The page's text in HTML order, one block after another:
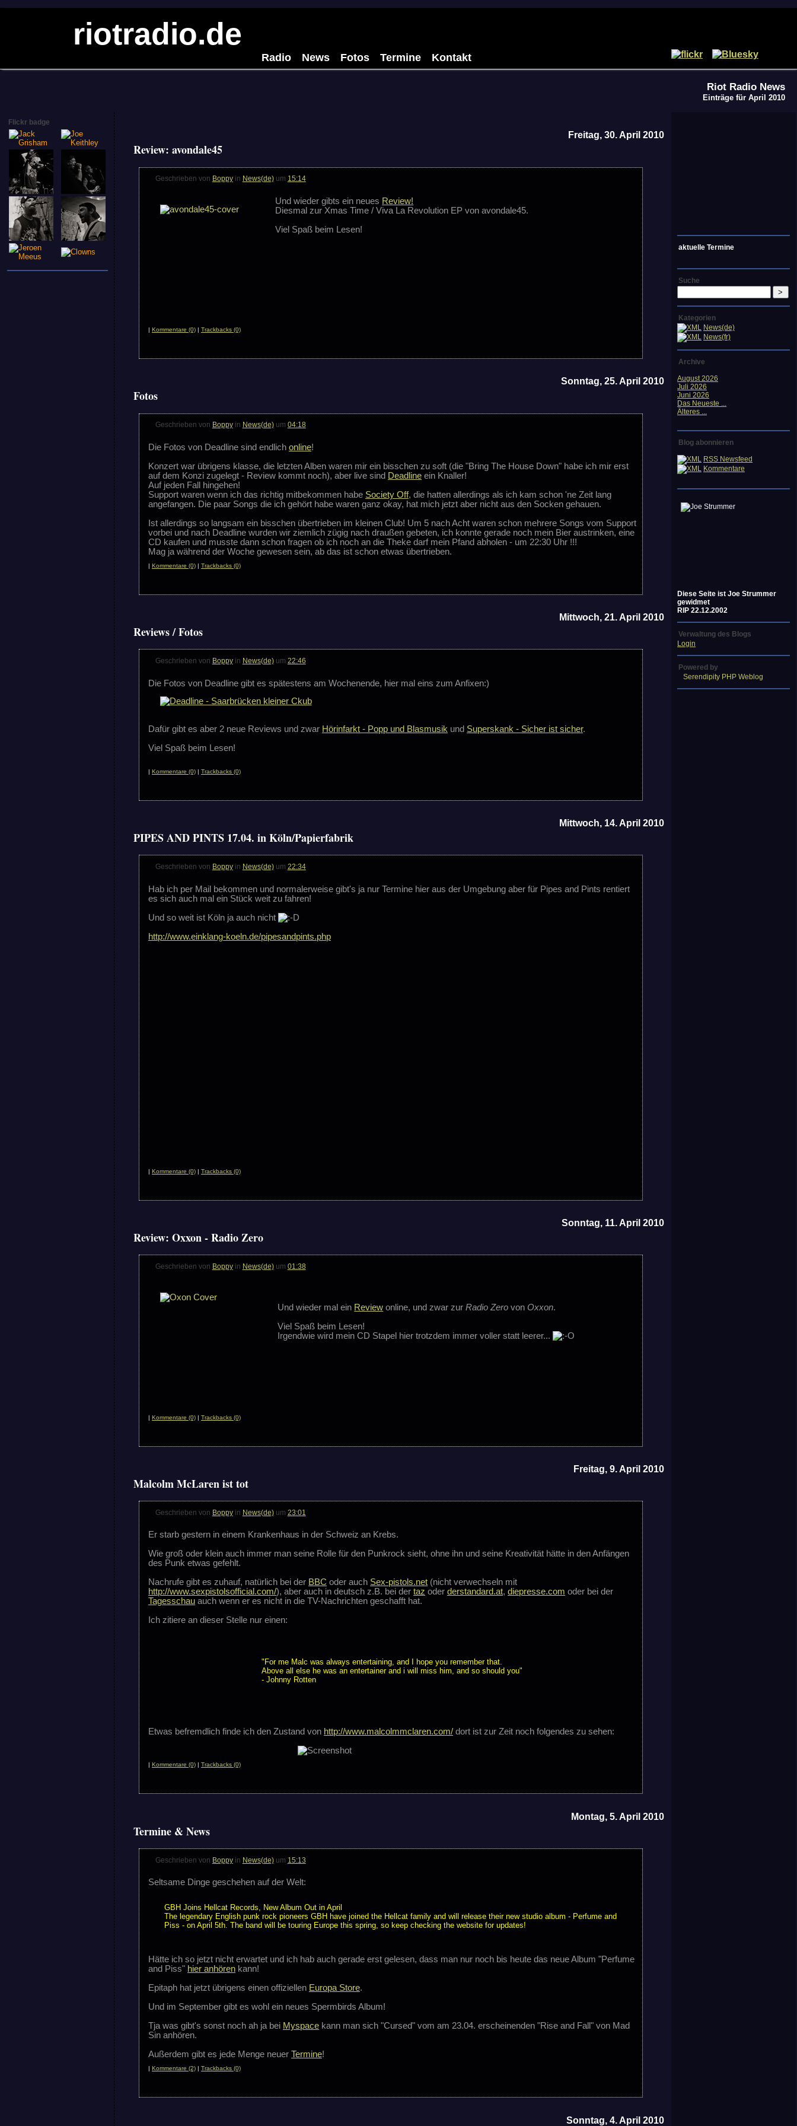
riotradio.de
Radio News Fotos Termine Kontakt
Riot Radio News
Einträge für April 2010
Flickr badge
Freitag, 30. April 2010
Review: avondale45
Geschrieben von Boppy in News(de)um 15:14
Und wieder gibts ein neues Review!
Diesmal zur Xmas Time / Viva La Revolution EP von avondale45.
Viel Spaß beim Lesen!
| Kommentare (0)| Trackbacks (0)
Sonntag, 25. April 2010
Fotos
Geschrieben von Boppy in News(de)um 04:18
Die Fotos von Deadline sind endlich online!
Konzert war übrigens klasse, die letzten Alben waren mir ein bisschen zu soft (die "Bring The House Down" habe ich mir erst
auf dem Konzi zugelegt - Review kommt noch), aber live sind Deadlineein Knaller!
Auf jeden Fall hingehen!
Support waren wenn ich das richtig mitbekommen habe Society Off, die hatten allerdings als ich kam schon 'ne Zeit lang
angefangen. Die paar Songs die ich gehört habe waren ganz okay, hat mich jetzt aber nicht aus den Socken gehauen.
Ist allerdings so langsam ein bisschen übertrieben im kleinen Club! Um 5 nach Acht waren schon mehrere Songs vom Support
vorbei und nach Deadline wurden wir ziemlich zügig nach draußen gebeten, ich konnte gerade noch mein Bier austrinken, eine
CD kaufen und musste dann schon fragen ob ich noch an die Theke darf mein Pfand abholen - um 22:30 Uhr !!!
Mag ja während der Woche gewesen sein, ab das ist schon etwas übertrieben.
| Kommentare (0)| Trackbacks (0)
Mittwoch, 21. April 2010
Reviews / Fotos
Geschrieben von Boppy in News(de)um 22:46
Die Fotos von Deadline gibt es spätestens am Wochenende, hier mal eins zum Anfixen:)
Dafür gibt es aber 2 neue Reviews und zwar Hörinfarkt - Popp und Blasmusik und Superskank - Sicher ist sicher.
Viel Spaß beim Lesen!
| Kommentare (0)| Trackbacks (0)
Mittwoch, 14. April 2010
PIPES AND PINTS 17.04. in Köln/Papierfabrik
Geschrieben von Boppy in News(de)um 22:34
Hab ich per Mail bekommen und normalerweise gibt's ja nur Termine hier aus der Umgebung aber für Pipes and Pints rentiert
es sich auch mal ein Stück weit zu fahren!
Und so weit ist Köln ja auch nicht
http://www.einklang-koeln.de/pipesandpints.php
| Kommentare (0)| Trackbacks (0)
Sonntag, 11. April 2010
Review: Oxxon - Radio Zero
Geschrieben von Boppy in News(de)um 01:38
Und wieder mal ein Review online, und zwar zurRadio Zero vonOxxon.
Viel Spaß beim Lesen!
Irgendwie wird mein CD Stapel hier trotzdem immer voller statt leerer...
| Kommentare (0)| Trackbacks (0)
Freitag, 9. April 2010
Malcolm McLaren ist tot
Geschrieben von Boppy in News(de)um 23:01
Er starb gestern in einem Krankenhaus in der Schweiz an Krebs.
Wie groß oder klein auch immer man seine Rolle für den Punkrock sieht, ohne ihn und seine Kreativität hätte in den Anfängen
des Punk etwas gefehlt.
Nachrufe gibt es zuhauf, natürlich bei der BBC oder auch Sex-pistols.net(nicht verwechseln mit
http://www.sexpistolsofficial.com/), aber auch in deutsch z.B. bei der taz oder derstandard.at, diepresse.com oder bei der
Tagesschauauch wenn er es nicht in die TV-Nachrichten geschafft hat.
Ich zitiere an dieser Stelle nur einen:
"For me Malc was always entertaining, and I hope you remember that.
Above all else he was an entertainer and i will miss him, and so should you"
- Johnny Rotten
Etwas befremdlich finde ich den Zustand von http://www.malcolmmclaren.com/dort ist zur Zeit noch folgendes zu sehen:
Kommentare (0)| Trackbacks (0)
Montag, 5. April 2010
Termine & News
Geschrieben von Boppy in News(de)um 15:13
Seltsame Dinge geschehen auf der Welt:
GBH Joins Hellcat Records, New Album Out in April
The legendary English punk rock pioneers GBH have joined the Hellcat family and will release their new studio album - Perfume and
Piss - on April 5th. The band will be touring Europe this spring, so keep checking the website for updates!
Hätte ich so jetzt nicht erwartet und ich hab auch gerade erst gelesen, dass man nur noch bis heute das neue Album "Perfume
and Piss" hier anhörenkann!
Epitaph hat jetzt übrigens einen offiziellen Europa Store.
Und im September gibt es wohl ein neues Spermbirds Album!
Tja was gibt's sonst noch ah ja bei Myspacekann man sich "Cursed" vom am 23.04. erscheinenden "Rise and Fall" von Mad
Sin anhören.
Außerdem gibt es jede Menge neuer Termine!
Kommentare (2)| Trackbacks (0)
Sonntag, 4. April 2010
aktuelle Termine
Suche
Kategorien
News(de)
News(fr)
Archive
August 2026
Juli 2026
Juni 2026
Das Neueste ...
Älteres ...
Blog abonnieren
RSS Newsfeed
Kommentare
Diese Seite ist Joe Strummer
gewidmet
RIP 22.12.2002
Verwaltung des Blogs
Login
Powered by
Serendipity PHP Weblog